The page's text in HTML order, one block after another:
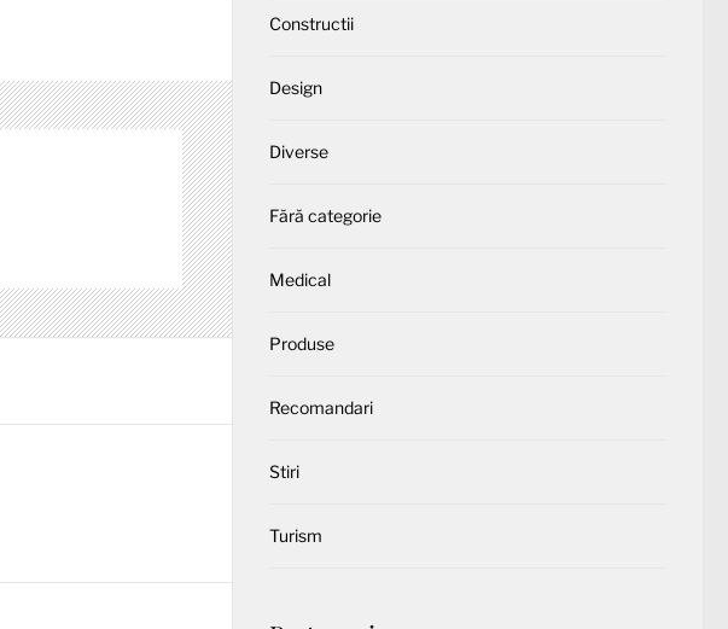
Constructii
Design
Diverse
Fără categorie
Medical
Produse
Recomandari
Stiri
Turism